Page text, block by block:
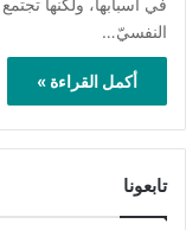
في أسبابها، ولكنها
النفسيّ…
أكمل القراءة »
تابعونا